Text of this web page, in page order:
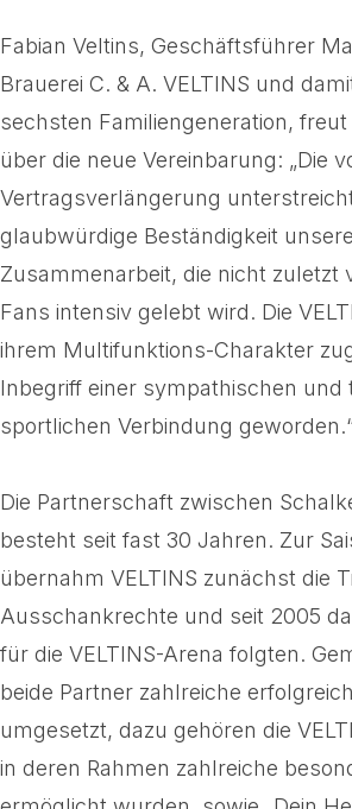
Fabian Veltins, Geschäftsführer
Brauerei C. & A. VELTINS und
sechsten Familiengeneration,
über die neue Vereinbarung: „Die
Vertragsverlängerung
glaubwürdige Beständigkeit
Zusammenarbeit, die nicht zuletzt
Fans intensiv gelebt wird. Die
ihrem Multifunktions-Charakter
Inbegriff einer sympathischen und
sportlichen Verbindung
Die Partnerschaft zwischen
besteht seit fast 30 Jahren. Zur
übernahm VELTINS zunächst die
Ausschankrechte und seit 2005
für die VELTINS-Arena folgten.
beide Partner zahlreiche
umgesetzt, dazu gehören die
in deren Rahmen zahlreiche